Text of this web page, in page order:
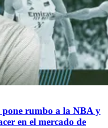
rumbo a la NBA y
en el mercado de